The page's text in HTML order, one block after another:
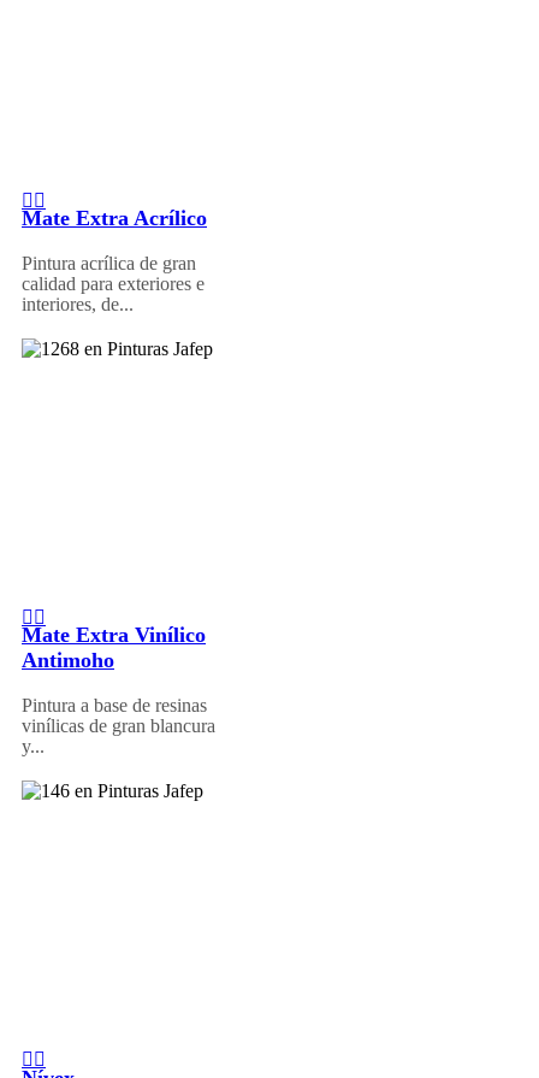
Mate Extra Acrílico
Pintura acrílica de gran
calidad para exteriores e
interiores, de...
Mate Extra Vinílico
Antimoho
Pintura a base de resinas
vinílicas de gran blancura
y...